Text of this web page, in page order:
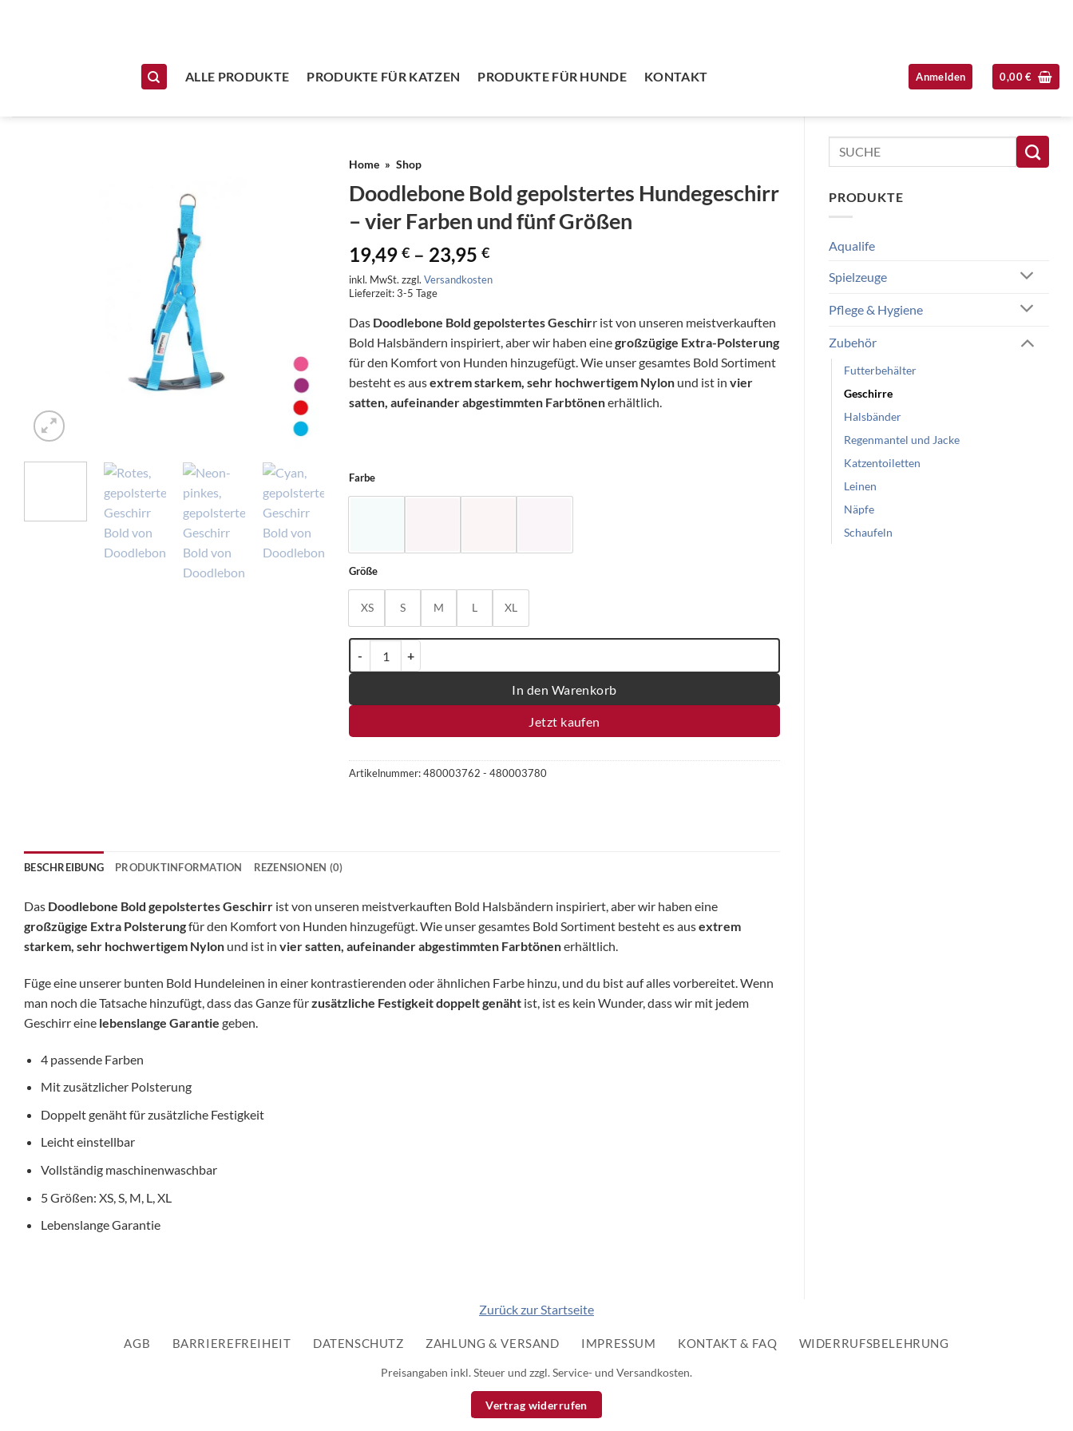
ALLE PRODUKTE
PRODUKTE FÜR KATZEN PRODUKTE FÜR HUNDE KONTAKT Anmelden 0,00€
Suchen
nach:
PRODUKTE
Aqualife
Spielzeuge
Pflege & Hygiene
Zubehör
Futterbehälter
Geschirre
Halsbänder
Regenmantel und Jacke
Katzentoiletten
Leinen
Näpfe
Schaufeln
Home » Shop
Doodlebone Bold gepolstertes Hundegeschirr
– vier Farben und fünf Größen
19,49€ – 23,95€
inkl. MwSt. zzgl.Versandkosten
Lieferzeit:3-5 Tage
Das Doodlebone Bold gepolstertes Geschirr ist von unseren meistverkauften
Bold Halsbändern inspiriert, aber wir haben einegroßzügige Extra-Polsterung
für den Komfort von Hunden hinzugefügt. Wie unser gesamtes Bold Sortiment
besteht es ausextrem starkem, sehr hochwertigem Nylon und ist invier
satten, aufeinander abgestimmten Farbtönenerhältlich.
Farbe
Größe
XS S M L XL
In den Warenkorb
Jetzt kaufen
Artikelnummer:480003762 - 480003780
BESCHREIBUNG PRODUKTINFORMATION REZENSIONEN (0)
Das Doodlebone Bold gepolstertes Geschirr ist von unseren meistverkauften Bold Halsbändern inspiriert, aber wir haben eine
großzügige Extra Polsterungfür den Komfort von Hunden hinzugefügt. Wie unser gesamtes Bold Sortiment besteht es ausextrem
starkem, sehr hochwertigem Nylon und ist in vier satten, aufeinander abgestimmten Farbtönenerhältlich.
Füge eine unserer bunten Bold Hundeleinen in einer kontrastierenden oder ähnlichen Farbe hinzu, und du bist auf alles vorbereitet. Wenn
man noch die Tatsache hinzufügt, dass das Ganze fürzusätzliche Festigkeit doppelt genäht ist, ist es kein Wunder, dass wir mit jedem
Geschirr eine lebenslange Garantie geben.
4 passende Farben
Mit zusätzlicher Polsterung
Doppelt genäht für zusätzliche Festigkeit
Leicht einstellbar
Vollständig maschinenwaschbar
5 Größen: XS, S, M, L, XL
Lebenslange Garantie
Zurück zur Startseite
AGB BARRIEREFREIHEIT DATENSCHUTZ ZAHLUNG & VERSAND IMPRESSUM KONTAKT & FAQ WIDERRUFSBELEHRUNG
Preisangaben inkl. Steuer und zzgl. Service- und Versandkosten.
Vertrag widerrufen